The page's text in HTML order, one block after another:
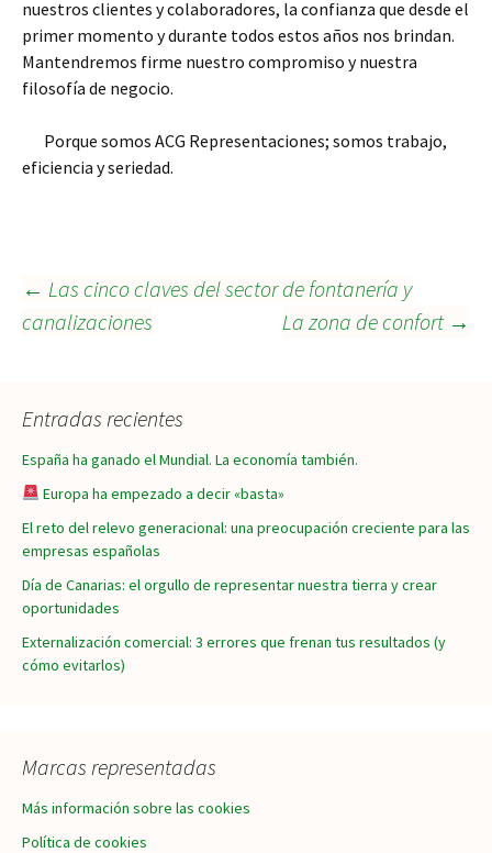
nuestros clientes y colaboradores, la confianza que desde el
primer momento y durante todos estos años nos brindan.
Mantendremos firme nuestro compromiso y nuestra
filosofía de negocio.
Porque somos ACG Representaciones; somos trabajo,
eficiencia y seriedad.
Navegación
entradas
← Las cinco claves del sector de fontanería y
canalizaciones
La zona de confort →
Entradas recientes
España ha ganado el Mundial. La economía también.
Europa ha empezado a decir «basta»
El reto del relevo generacional: una preocupación creciente para las
empresas españolas
Día de Canarias: el orgullo de representar nuestra tierra y crear
oportunidades
Externalización comercial: 3 errores que frenan tus resultados (y
cómo evitarlos)
Marcas representadas
Más información sobre las cookies
Política de cookies